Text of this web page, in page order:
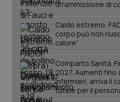
un’ammissione di
Caldo estremo,
corpo può non
calore”
Comparto Sanità.
2027. Aumenti fino
infermieri, arriva il
tutele per il
PHPSESSID